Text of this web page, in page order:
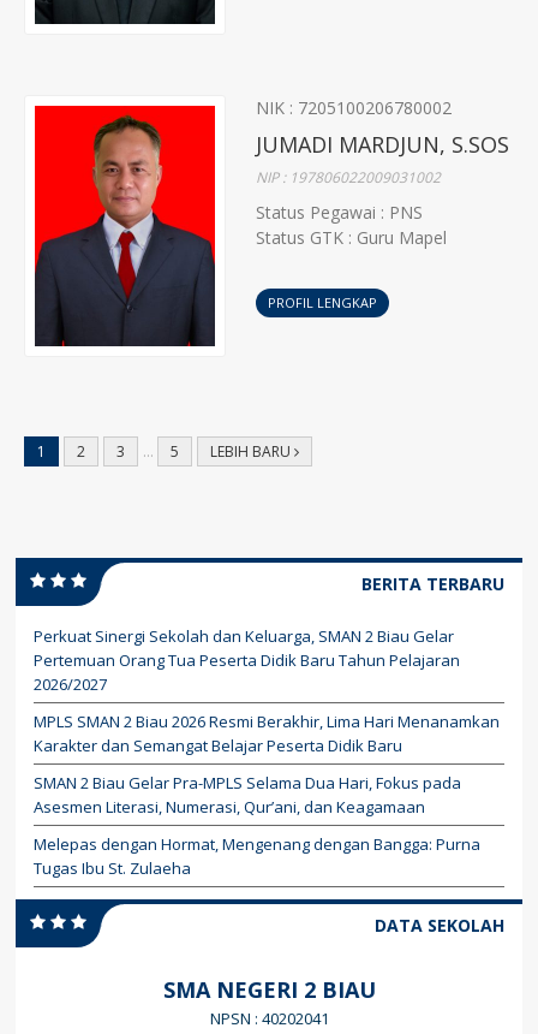
NIK : 7205100206780002
JUMADI MARDJUN, S.SOS
NIP : 197806022009031002
Status Pegawai : PNS
Status GTK : Guru Mapel
PROFIL LENGKAP
1 2 3 … 5 LEBIH BARU
BERITA TERBARU
Perkuat Sinergi Sekolah dan Keluarga, SMAN 2 Biau Gelar
Pertemuan Orang Tua Peserta Didik Baru Tahun Pelajaran
2026/2027
MPLS SMAN 2 Biau 2026 Resmi Berakhir, Lima Hari Menanamkan
Karakter dan Semangat Belajar Peserta Didik Baru
SMAN 2 Biau Gelar Pra-MPLS Selama Dua Hari, Fokus pada
Asesmen Literasi, Numerasi, Qur’ani, dan Keagamaan
Melepas dengan Hormat, Mengenang dengan Bangga: Purna
Tugas Ibu St. Zulaeha
DATA SEKOLAH
SMA NEGERI 2 BIAU
NPSN : 40202041